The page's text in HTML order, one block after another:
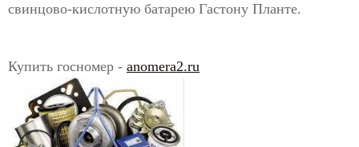
свинцово-кислотную батарею Гастону Планте.
Купить госномер - anomera2.ru